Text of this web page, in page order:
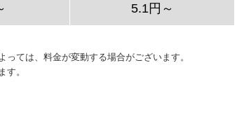
5.1円～
ては、料金が変動する場合がございます。
す。